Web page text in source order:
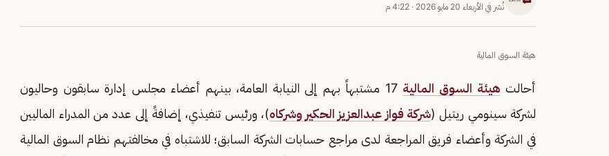
نُشر في الأربعاء 20 مايو 2026 · 4:22 م
هيئة السوق المالية
أحالت هيئة السوق المالية
17 مشتبهاً بهم إلى النيابة العامة، بينهم أعضاء مجلس إدارة سابقون وحاليون
لشركة سينومي ريتيل (شركة فواز عبدالعزيز الحكير وشركاه)، ورئيس تنفيذي، إضافةً إلى عدد من المدراء الماليين
في الشركة وأعضاء فريق المراجعة لدى مراجع حسابات الشركة السابق؛ للاشتباه في مخالفتهم نظام السوق المالية